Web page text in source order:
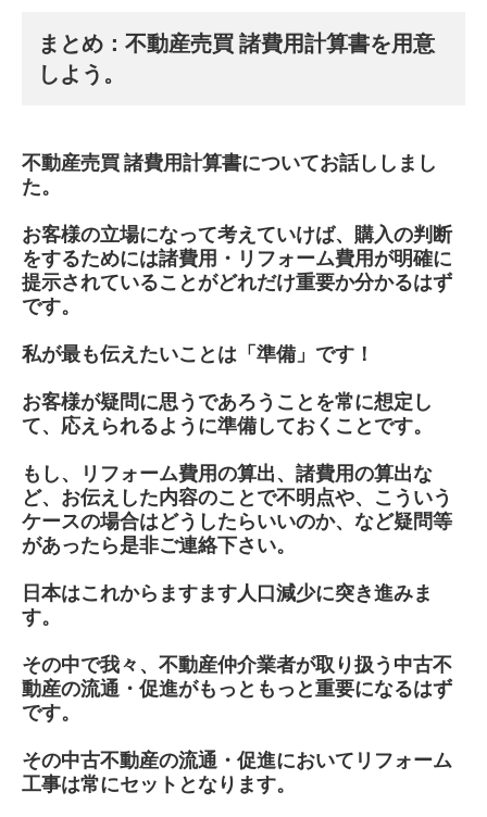
まとめ：不動産売買 諸費用計算書を用意
しよう。
不動産売買 諸費用計算書についてお話ししまし
た。
お客様の立場になって考えていけば、購入の判断
をするためには諸費用・リフォーム費用が明確に
提示されていることがどれだけ重要か分かるはず
です。
私が最も伝えたいことは「準備」です！
お客様が疑問に思うであろうことを常に想定し
て、応えられるように準備しておくことです。
もし、リフォーム費用の算出、諸費用の算出な
ど、お伝えした内容のことで不明点や、こういう
ケースの場合はどうしたらいいのか、など疑問等
があったら是非ご連絡下さい。
日本はこれからますます人口減少に突き進みま
す。
その中で我々、不動産仲介業者が取り扱う中古不
動産の流通・促進がもっともっと重要になるはず
です。
その中古不動産の流通・促進においてリフォーム
工事は常にセットとなります。